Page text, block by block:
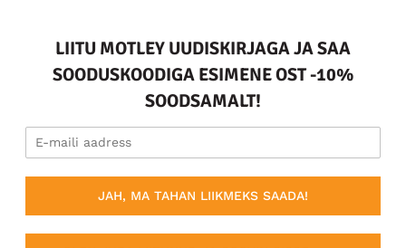
LIITU MOTLEY UUDISKIRJAGA JA SAA
SOODUSKOODIGA ESIMENE OST -10%
SOODSAMALT!
JAH, MA TAHAN LIIKMEKS SAADA!